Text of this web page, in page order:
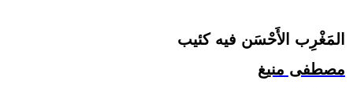
المَغْرِب الأَحْسَن فيه كئيب
مصطفى منيغ